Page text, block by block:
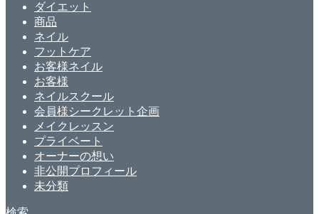
ダイエット
商品
ネイル
フットケア
お客様ネイル
お客様
ネイルスクール
会員様シークレット企画
メイクレッスン
プライベート
オーナーの想い
非公開プロフィール
未分類